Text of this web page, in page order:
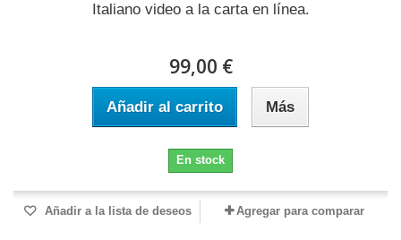
Italiano video a la carta en línea.
99,00 €
Añadir al carrito Más
En stock
Añadir a la lista de deseos Agregar para comparar